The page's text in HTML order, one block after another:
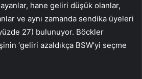
hane geliri düşük olanlar,
ve aynı zamanda sendika üyeleri
27) bulunuyor. Böckler
‘geliri azaldıkça BSW’yi seçme